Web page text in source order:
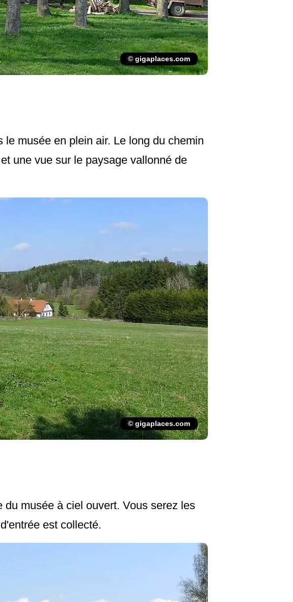
© gigaplaces.com
musée en plein air. Le long du chemin
une vue sur le paysage vallonné de
© gigaplaces.com
musée à ciel ouvert. Vous serez les
est collecté.